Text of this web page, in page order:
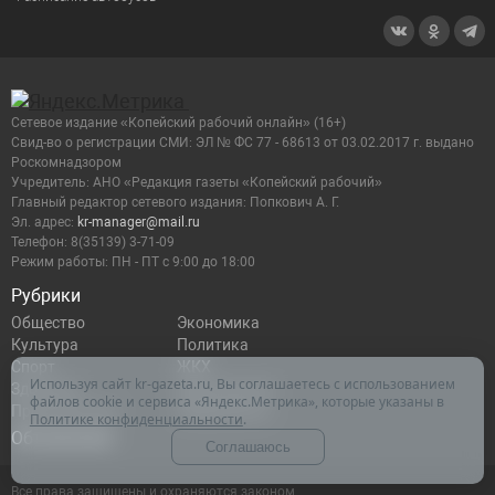
Рубрики
Общество
Экономика
Культура
Политика
Спорт
Здоровье
Образование
Происшествия
Официально
Объявления
Сетевое издание «Копейский рабочий онлайн» (16+)
Cвид-во о регистрации СМИ: ЭЛ № ФС 77 - 68613 от 03.02.2017 г. выдано
Роскомнадзором
Учредитель: АНО «Редакция газеты «Копейский рабочий»
Главный редактор сетевого издания: Попкович А. Г.
Эл. адрес: kr-manager@mail.ru
Телефон: 8(35139) 3-71-09
Режим работы: ПН - ПТ с 9:00 до 18:00
Все права защищены и охраняются законом.
Используя сайт kr-gazeta.ru, Вы соглашаетесь с использованием
файлов cookie и сервиса «Яндекс.Метрика», которые указаны в
Политике конфиденциальности.
Соглашаюсь